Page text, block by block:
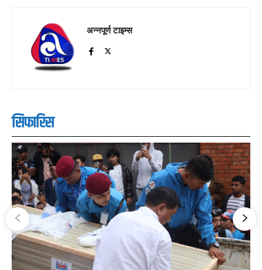
अन्नपूर्ण टाइम्स
सिफारिस